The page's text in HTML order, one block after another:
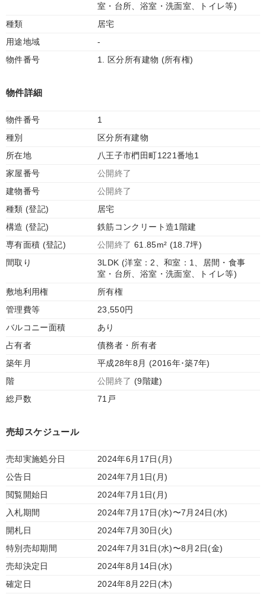
室・台所、浴室・洗面室、トイレ等)
種類
居宅
用途地域
-
物件番号
1. 区分所有建物 (所有権)
物件詳細
物件番号
1
種別
区分所有建物
所在地
八王子市椚田町1221番地1
家屋番号
公開終了
建物番号
公開終了
種類 (登記)
居宅
構造 (登記)
鉄筋コンクリート造1階建
専有面積 (登記)
公開終了 61.85m² (18.7坪)
間取り
3LDK (洋室：2、和室：1、居間・食事
室・台所、浴室・洗面室、トイレ等)
敷地利用権
所有権
管理費等
23,550円
バルコニー面積
あり
占有者
債務者・所有者
築年月
平成28年8月 (2016年･築7年)
階
公開終了 (9階建)
総戸数
71戸
売却スケジュール
売却実施処分日
2024年6月17日(月)
公告日
2024年7月1日(月)
閲覧開始日
2024年7月1日(月)
入札期間
2024年7月17日(水)〜7月24日(水)
開札日
2024年7月30日(火)
特別売却期間
2024年7月31日(水)〜8月2日(金)
売却決定日
2024年8月14日(水)
確定日
2024年8月22日(木)